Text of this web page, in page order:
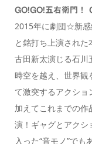
GO!GO!五右衛門！
2015年に劇団☆新感
と銘打ち上演された
古田新太演じる石川
時空を越え、世界観
て激突するアクショ
加えてこれまでの作
演！ギャグとアクシ
入った“音モノ”で